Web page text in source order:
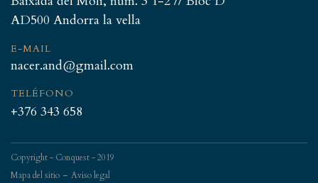
AD500 Andorra la vella
E-MAIL
nacer.and@gmail.com
TELÉFONO
+376 343 658
Copyright - Conquest - 2019
Mapa del sitio - Aviso legal